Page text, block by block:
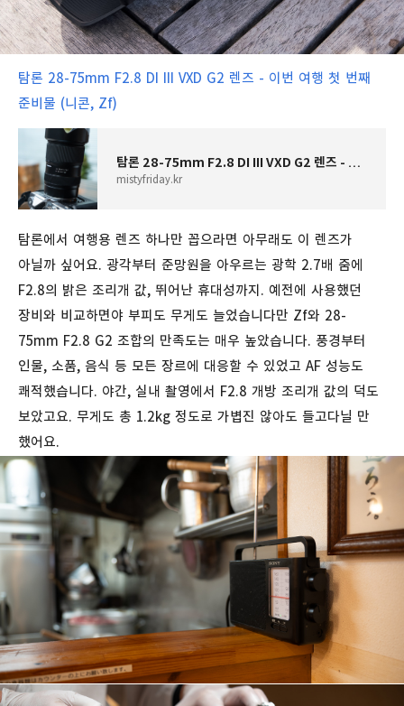
탐론 28-75mm F2.8 DI III VXD G2 렌즈 - 이번 여행 첫 번째
준비물 (니콘, Zf)
탐론 28-75mm F2.8 DI III VXD G2 렌즈 - 이번 여행 첫 번째 준비물 (니콘, Zf)
mistyfriday.kr
탐론에서 여행용 렌즈 하나만 꼽으라면 아무래도 이 렌즈가
아닐까 싶어요. 광각부터 준망원을 아우르는 광학 2.7배 줌에
F2.8의 밝은 조리개 값, 뛰어난 휴대성까지. 예전에 사용했던
장비와 비교하면야 부피도 무게도 늘었습니다만 Zf와 28-
75mm F2.8 G2 조합의 만족도는 매우 높았습니다. 풍경부터
인물, 소품, 음식 등 모든 장르에 대응할 수 있었고 AF 성능도
쾌적했습니다. 야간, 실내 촬영에서 F2.8 개방 조리개 값의 덕도
보았고요. 무게도 총 1.2kg 정도로 가볍진 않아도 들고다닐 만
했어요.